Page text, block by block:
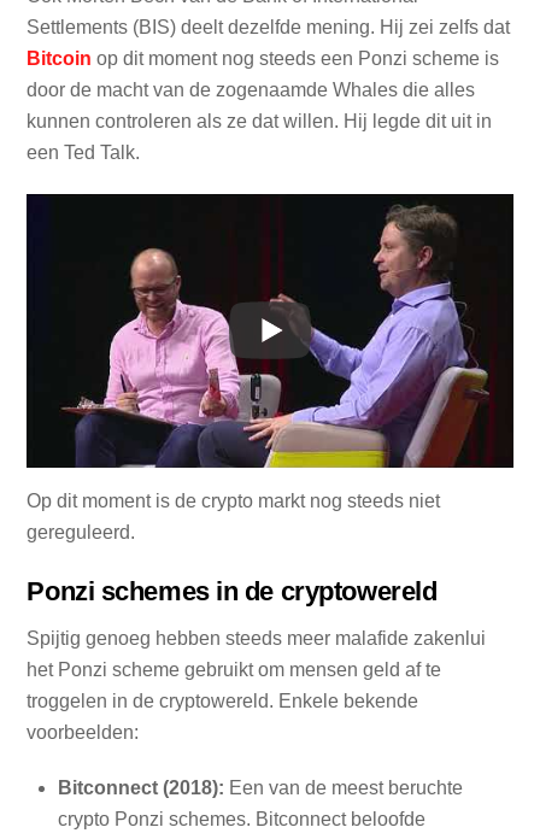
Settlements (BIS) deelt dezelfde mening. Hij zei zelfs dat
Bitcoin op dit moment nog steeds een Ponzi scheme is
door de macht van de zogenaamde Whales die alles
kunnen controleren als ze dat willen. Hij legde dit uit in
een Ted Talk.
Op dit moment is de crypto markt nog steeds niet
gereguleerd.
Ponzi schemes in de cryptowereld
Spijtig genoeg hebben steeds meer malafide zakenlui
het Ponzi scheme gebruikt om mensen geld af te
troggelen in de cryptowereld. Enkele bekende
voorbeelden:
Bitconnect (2018): Een van de meest beruchte
crypto Ponzi schemes. Bitconnect beloofde